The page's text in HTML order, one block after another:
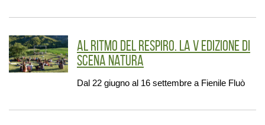
Al ritmo del respiro. La V edizione di
Scena Natura
Dal 22 giugno al 16 settembre a Fienile Fluò